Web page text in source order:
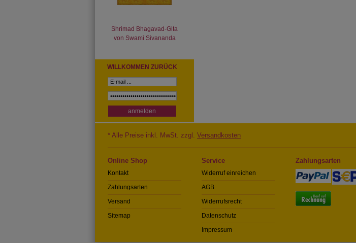
Shrimad Bhagavad-Gita
von Swami Sivananda
WILLKOMMEN ZURÜCK
* Alle Preise inkl. MwSt. zzgl. Versandkosten
Online Shop
Kontakt
Zahlungsarten
Versand
Sitemap
Service
Widerruf einreichen
AGB
Widerrufsrecht
Datenschutz
Impressum
Zahlungsarten